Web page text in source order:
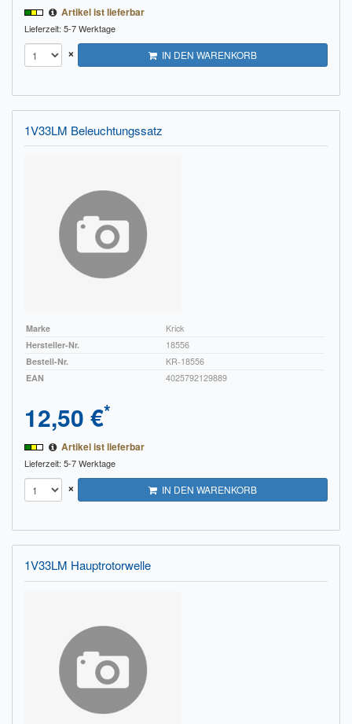
Artikel ist lieferbar
Lieferzeit: 5-7 Werktage
× IN DEN WARENKORB
1V33LM Beleuchtungssatz
Marke
Krick
Hersteller-Nr.
18556
Bestell-Nr.
KR-18556
EAN
4025792129889
12,50 €*
Artikel ist lieferbar
Lieferzeit: 5-7 Werktage
× IN DEN WARENKORB
1V33LM Hauptrotorwelle